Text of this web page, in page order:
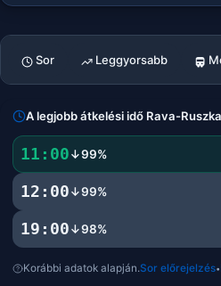
Sor Leggyorsabb
A legjobb átkelési idő Rava-
11:00↓99%
12:00↓99%
19:00↓98%
Korábbi adatok alapján.Sor előrejelzés•